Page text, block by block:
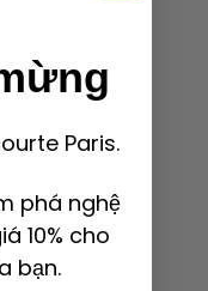
Paris.
phá nghệ
10% cho
bạn.